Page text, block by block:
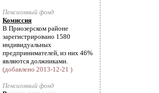
Пенсионный фонд
Комиссия
В Приозерском районе
зарегистрировано 1580
индивидуальных
предпринимателей, из них 46%
являются должниками.
(добавлено 2013-12-21 )
Пенсионный фонд